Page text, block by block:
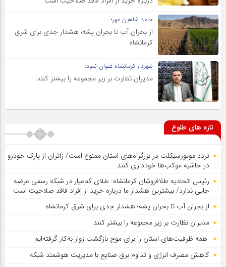
حامد شاهین مهر؛
از بحران آب تا بحران پشه؛ هشدار جدی برای شرق
کرمانشاه
شهردار کرمانشاه عنوان نمود؛
مدیران نظارت بر زیر مجموعه را بیشتر کنند
تازه های طلوع
تردد موتورسیکلت در بزرگراه‌های استان ممنوع است/ زائران از پارک خودرو
در حاشیه موکب‌ها خودداری کنند
رئیس اتحادیه طلافروشان کرمانشاه: طلای کم‌عیار در شبکه رسمی عرضه
جایی ندارد/ بیشترین هشدار ما درباره خرید از افراد فاقد صلاحیت است
از بحران آب تا بحران پشه؛ هشدار جدی برای شرق کرمانشاه
مدیران نظارت بر زیر مجموعه را بیشتر کنند
همه ظرفیت‌های استان را برای موج بازگشت زوار به‌کار گرفته‌ایم
کاهش مصرف انرژی و تداوم برق صنایع با مدیریت هوشمند شبکه